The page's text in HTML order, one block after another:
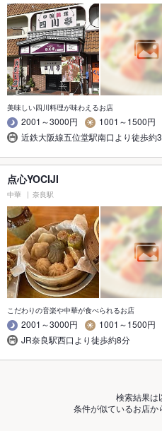
美味しい四川料理が味わえるお店
2001～3000円
1001～1500円
近鉄大阪線五位堂駅南口より徒歩約
点心YOCIJI
中華 奈良駅
こだわりの音楽や中華が食べられるお店
2001～3000円
1001～1500円
JR奈良駅西口より徒歩約8分
検索結果は
条件が似ているお店か